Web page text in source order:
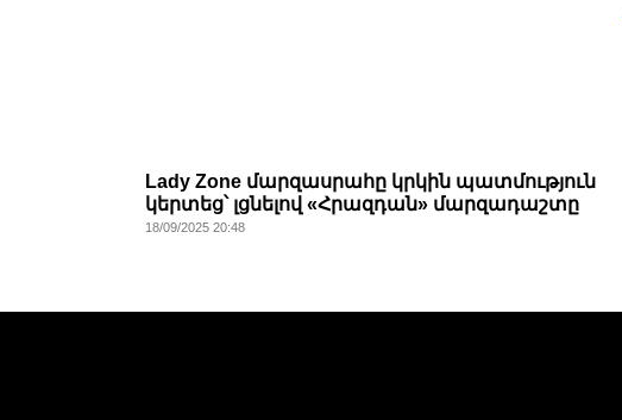
Lady Zone մարզասրահը կրկին պատմություն
կերտեց՝ լցնելով «Հրազդան» մարզադաշտը
18/09/2025 20:48